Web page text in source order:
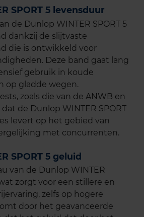
SPORT 5 levensduur
de Dunlop WINTER SPORT 5
dankzij de slijtvaste
die is ontwikkeld voor
Deze band gaat lang
gebruik in koude
op gladde wegen.
zoals die van de ANWB en
de Dunlop WINTER SPORT
levert op het gebied van
met concurrenten.
SPORT 5 geluid
van de Dunlop WINTER
wat zorgt voor een stillere en
zelfs op hogere
door het geavanceerde